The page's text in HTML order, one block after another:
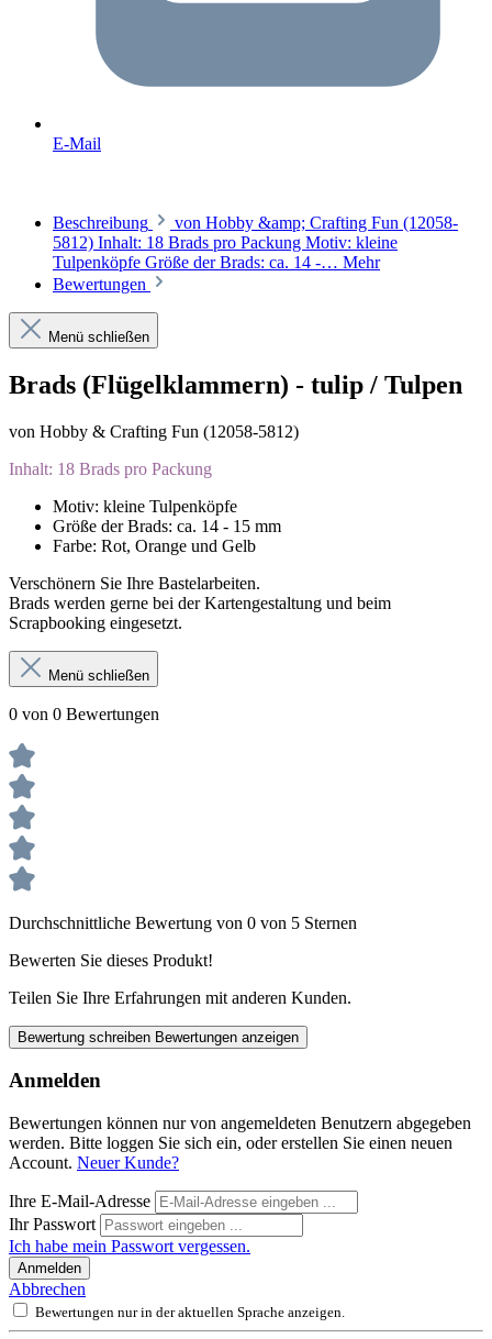
E-Mail
Beschreibung
von Hobby &amp; Crafting Fun (12058-
5812) Inhalt: 18 Brads pro Packung Motiv: kleine
Tulpenköpfe Größe der Brads: ca. 14 -… Mehr
Bewertungen
Menü schließen
Brads (Flügelklammern) - tulip / Tulpen
von Hobby & Crafting Fun (12058-5812)
Inhalt: 18 Brads pro Packung
Motiv: kleine Tulpenköpfe
Größe der Brads: ca. 14 - 15 mm
Farbe: Rot, Orange und Gelb
Verschönern Sie Ihre Bastelarbeiten.
Brads werden gerne bei der Kartengestaltung und beim
Scrapbooking eingesetzt.
Menü schließen
0 von 0 Bewertungen
Durchschnittliche Bewertung von 0 von 5 Sternen
Bewerten Sie dieses Produkt!
Teilen Sie Ihre Erfahrungen mit anderen Kunden.
Bewertung schreiben Bewertungen anzeigen
Anmelden
Bewertungen können nur von angemeldeten Benutzern abgegeben
werden. Bitte loggen Sie sich ein, oder erstellen Sie einen neuen
Account. Neuer Kunde?
Ihre E-Mail-Adresse
Ihr Passwort
Ich habe mein Passwort vergessen.
Anmelden
Abbrechen
Bewertungen nur in der aktuellen Sprache anzeigen.